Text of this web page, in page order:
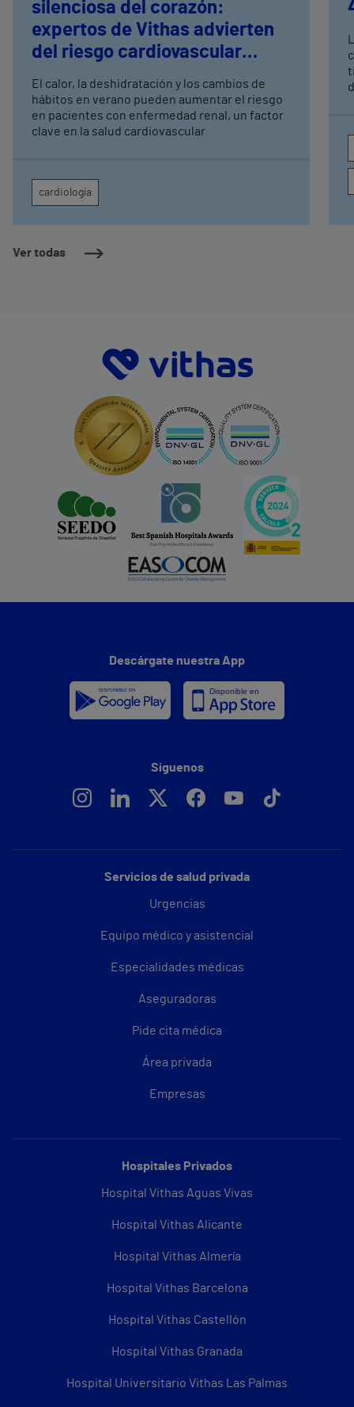
Ver todas
silenciosa del corazón:
expertos de Vithas advierten
del riesgo cardiovascular
oculto
El calor, la deshidratación y los cambios de
hábitos en verano pueden aumentar el riesgo
en pacientes con enfermedad renal, un factor
clave en la salud cardiovascular
cardiología
Servicios de salud privada
Urgencias
Equipo médico y asistencial
Especialidades médicas
Aseguradoras
Pide cita médica
Área privada
Empresas
Hospitales Privados
Hospital Vithas Aguas Vivas
Hospital Vithas Alicante
Hospital Vithas Almería
Hospital Vithas Barcelona
Hospital Vithas Castellón
Hospital Vithas Granada
Hospital Universitario Vithas Las Palmas
Descárgate nuestra App
Síguenos